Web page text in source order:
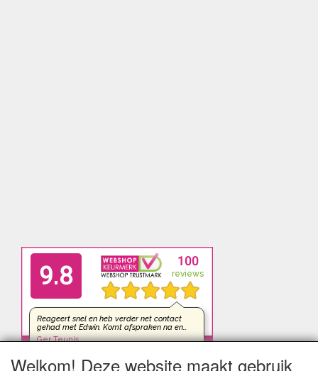
Welkom! Deze website maakt gebruik